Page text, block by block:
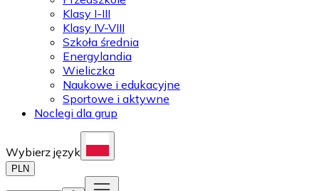
Klasy I-III
Klasy IV-VIII
Szkoła średnia
Energylandia
Wieliczka
Naukowe i edukacyjne
Sportowe i aktywne
Noclegi dla grup
Wybierz język
PLN